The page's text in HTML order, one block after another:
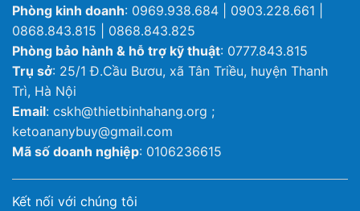
Phòng kinh doanh: 0969.938.684 | 0903.228.661 |
0868.843.815 | 0868.843.825
Phòng bảo hành & hỗ trợ kỹ thuật: 0777.843.815
Trụ sở: 25/1 Đ.Cầu Bươu, xã Tân Triều, huyện Thanh
Trì, Hà Nội
Email: cskh@thietbinhahang.org ;
ketoananybuy@gmail.com
Mã số doanh nghiệp: 0106236615
Kết nối với chúng tôi